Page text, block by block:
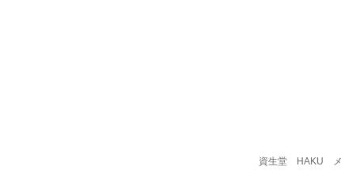
資生堂 HAKU メ